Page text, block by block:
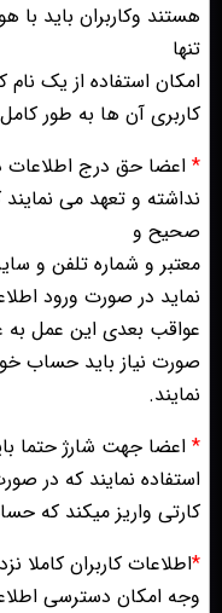
هستند وکاربران باید
تنها
امکان استفاده از یک نام
کاربری آن ها به طور
* اعضا حق درج اطلاعات
نداشته و تعهد می
صحیح و
معتبر و شماره تلفن و
نماید در صورت ورود
عواقب بعدی این عمل به
صورت نیاز باید حساب
نمایند.
* اعضا جهت شارژ حتما
استفاده نمایند که در
کارتی واریز میکند
*اطلاعات کاربران
وجه امکان دسترسی